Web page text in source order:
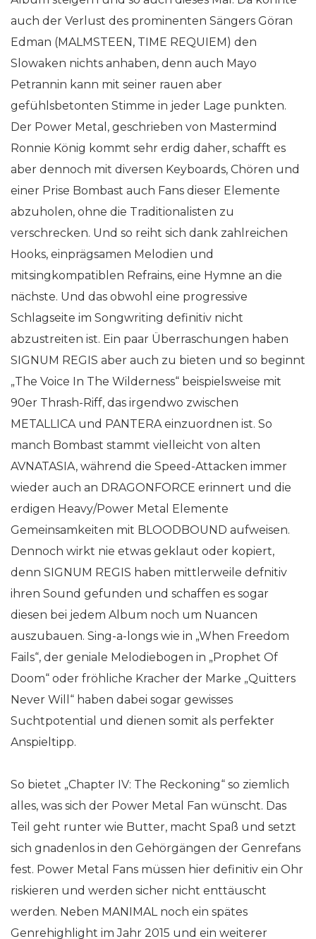
auch der Verlust des prominenten Sängers Göran
Edman (MALMSTEEN, TIME REQUIEM) den
Slowaken nichts anhaben, denn auch Mayo
Petrannin kann mit seiner rauen aber
gefühlsbetonten Stimme in jeder Lage punkten.
Der Power Metal, geschrieben von Mastermind
Ronnie König kommt sehr erdig daher, schafft es
aber dennoch mit diversen Keyboards, Chören und
einer Prise Bombast auch Fans dieser Elemente
abzuholen, ohne die Traditionalisten zu
verschrecken. Und so reiht sich dank zahlreichen
Hooks, einprägsamen Melodien und
mitsingkompatiblen Refrains, eine Hymne an die
nächste. Und das obwohl eine progressive
Schlagseite im Songwriting definitiv nicht
abzustreiten ist. Ein paar Überraschungen haben
SIGNUM REGIS aber auch zu bieten und so beginnt
„The Voice In The Wilderness“ beispielsweise mit
90er Thrash-Riff, das irgendwo zwischen
METALLICA und PANTERA einzuordnen ist. So
manch Bombast stammt vielleicht von alten
AVNATASIA, während die Speed-Attacken immer
wieder auch an DRAGONFORCE erinnert und die
erdigen Heavy/Power Metal Elemente
Gemeinsamkeiten mit BLOODBOUND aufweisen.
Dennoch wirkt nie etwas geklaut oder kopiert,
denn SIGNUM REGIS haben mittlerweile defnitiv
ihren Sound gefunden und schaffen es sogar
diesen bei jedem Album noch um Nuancen
auszubauen. Sing-a-longs wie in „When Freedom
Fails“, der geniale Melodiebogen in „Prophet Of
Doom“ oder fröhliche Kracher der Marke „Quitters
Never Will“ haben dabei sogar gewisses
Suchtpotential und dienen somit als perfekter
Anspieltipp.
So bietet „Chapter IV: The Reckoning“ so ziemlich
alles, was sich der Power Metal Fan wünscht. Das
Teil geht runter wie Butter, macht Spaß und setzt
sich gnadenlos in den Gehörgängen der Genrefans
fest. Power Metal Fans müssen hier definitiv ein Ohr
riskieren und werden sicher nicht enttäuscht
werden. Neben MANIMAL noch ein spätes
Genrehighlight im Jahr 2015 und ein weiterer